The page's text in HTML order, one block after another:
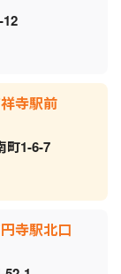
寺駅前
町1-6-7
寺駅北口